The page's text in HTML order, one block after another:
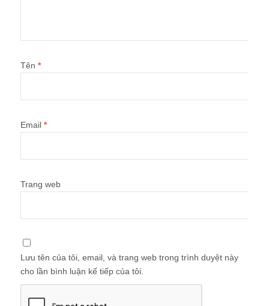
Tên *
Email *
Trang web
Lưu tên của tôi, email, và trang web trong trình duyệt này
cho lần bình luận kế tiếp của tôi.